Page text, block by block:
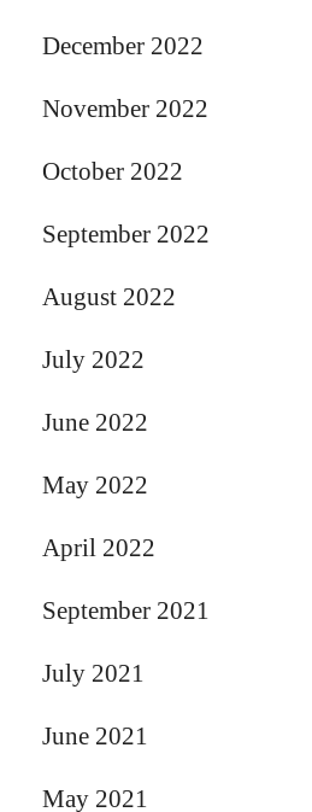
December 2022
November 2022
October 2022
September 2022
August 2022
July 2022
June 2022
May 2022
April 2022
September 2021
July 2021
June 2021
May 2021